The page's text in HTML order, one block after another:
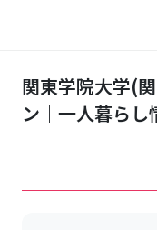
関東学院大学(
ン｜一人暮らし